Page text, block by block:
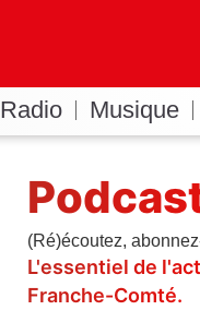
Radio Musique
(Ré)écoutez,
L'essentiel de
Franche-Comté.